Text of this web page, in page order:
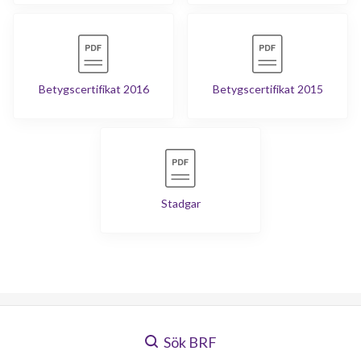
Betygscertifikat 2016 Betygscertifikat 2015
Stadgar
Sök BRF